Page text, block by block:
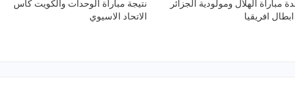
مباراة الهلال ومولودية الجزائر
ابطال افريقيا
نتيجة مباراة الوحدات والكويت كاس
الاتحاد الاسيوي